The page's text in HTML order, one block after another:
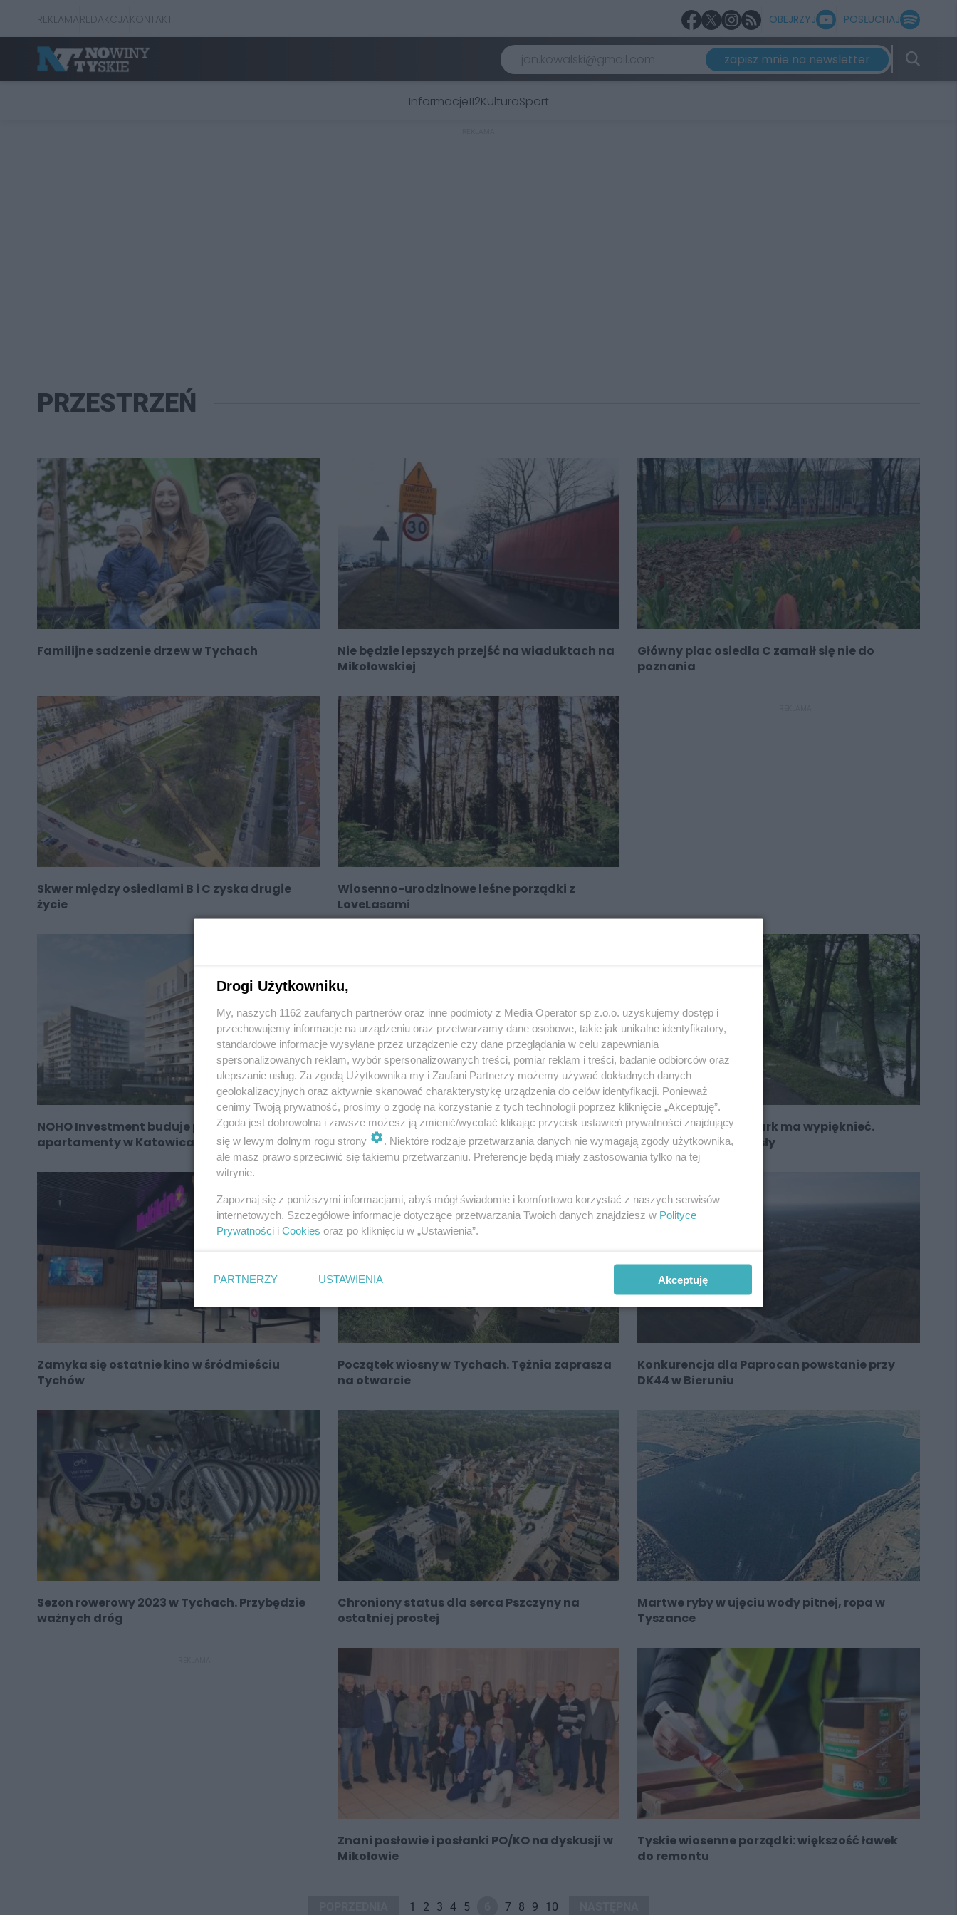
REKLAMAREDAKCJAKONTAKT OBEJRZYJ POSŁUCHAJ
zapisz mnie na newsletter
Informacje112KulturaSport
PRZESTRZEŃ
Familijne sadzenie drzew w Tychach
Nie będzie lepszych przejść na wiaduktach na
Mikołowskiej
Główny plac osiedla C zamaił się nie do
poznania
Skwer między osiedlami B i C zyska drugie
życie
Wiosenno-urodzinowe leśne porządki z
LoveLasami
NOHO Investment buduje prestiżowe
apartamenty w Katowicach
Rusza 24. edycja konkursu Najlepsza
Przestrzeń Publiczna
Zapomniany tyski park ma wypięknieć.
Miasto pyta o pomysły
Zamyka się ostatnie kino w śródmieściu
Tychów
Początek wiosny w Tychach. Tężnia zaprasza
na otwarcie
Konkurencja dla Paprocan powstanie przy
DK44 w Bieruniu
Sezon rowerowy 2023 w Tychach. Przybędzie
ważnych dróg
Chroniony status dla serca Pszczyny na
ostatniej prostej
Martwe ryby w ujęciu wody pitnej, ropa w
Tyszance
Znani posłowie i posłanki PO/KO na dyskusji w
Mikołowie
Tyskie wiosenne porządki: większość ławek
do remontu
1 2 3 4 5 7 8 9 10
Drogi Użytkowniku,
My, naszych 1162 zaufanych partnerów oraz inne podmioty z Media Operator sp z.o.o. uzyskujemy dostęp i
przechowujemy informacje na urządzeniu oraz przetwarzamy dane osobowe, takie jak unikalne identyfikatory,
standardowe informacje wysyłane przez urządzenie czy dane przeglądania w celu zapewniania
spersonalizowanych reklam, wybór spersonalizowanych treści, pomiar reklam i treści, badanie odbiorców oraz
ulepszanie usług. Za zgodą Użytkownika my i Zaufani Partnerzy możemy używać dokładnych danych
geolokalizacyjnych oraz aktywnie skanować charakterystykę urządzenia do celów identyfikacji. Ponieważ
cenimy Twoją prywatność, prosimy o zgodę na korzystanie z tych technologii poprzez kliknięcie „Akceptuję”.
Zgoda jest dobrowolna i zawsze możesz ją zmienić/wycofać klikając przycisk ustawień prywatności znajdujący
się w lewym dolnym rogu strony
. Niektóre rodzaje przetwarzania danych nie wymagają zgody użytkownika,
ale masz prawo sprzeciwić się takiemu przetwarzaniu. Preferencje będą miały zastosowania tylko na tej
witrynie.
Zapoznaj się z poniższymi informacjami, abyś mógł świadomie i komfortowo korzystać z naszych serwisów
internetowych. Szczegółowe informacje dotyczące przetwarzania Twoich danych znajdziesz w Polityce
Prywatności i Cookies oraz po kliknięciu w „Ustawienia”.
PARTNERZY USTAWIENIA Akceptuję